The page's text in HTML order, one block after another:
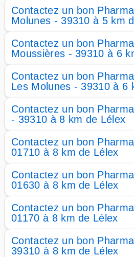
Contactez un bon
Molunes - 39310 à 5 km
Contactez un bon
Moussières - 39310 à 6
Contactez un bon
Les Molunes - 39310 à 6
Contactez un bon
- 39310 à 8 km de Lélex
Contactez un bon
01710 à 8 km de Lélex
Contactez un bon
01630 à 8 km de Lélex
Contactez un bon
01170 à 8 km de Lélex
Contactez un bon
39310 à 8 km de Lélex